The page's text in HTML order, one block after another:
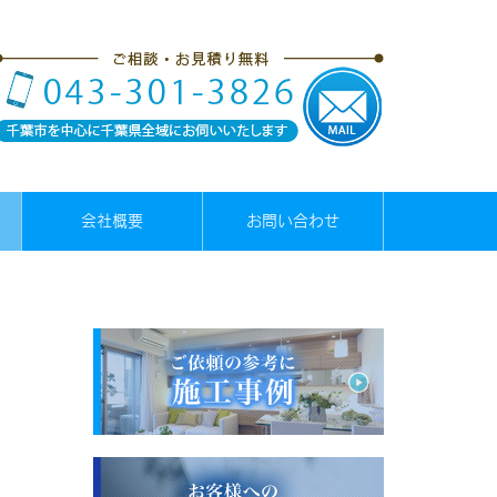
会社概要 お問い合わせ